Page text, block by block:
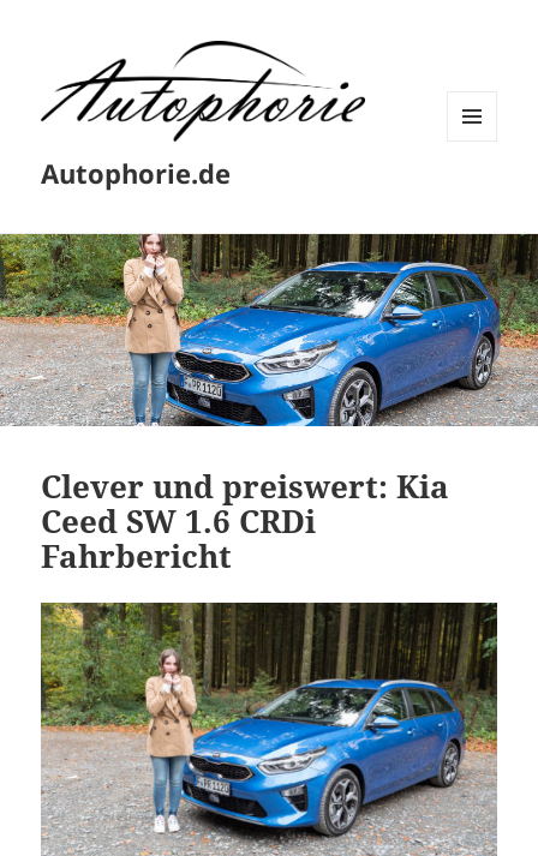
Autophorie.de
Clever und preiswert: Kia
Ceed SW 1.6 CRDi
Fahrbericht